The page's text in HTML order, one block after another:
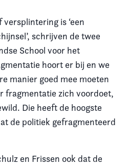
is ‘een
schrijven de twee
School voor het
hoort er bij en we
manier goed mee moeten
fragmentatie zich voordoet,
Die heeft de hoogste
de politiek gefragmenteerd
en Frissen ook dat de